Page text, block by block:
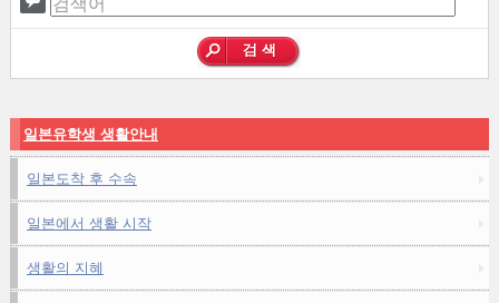
일본유학생 생활안내
일본도착 후 수속
일본에서 생활 시작
생활의 지혜